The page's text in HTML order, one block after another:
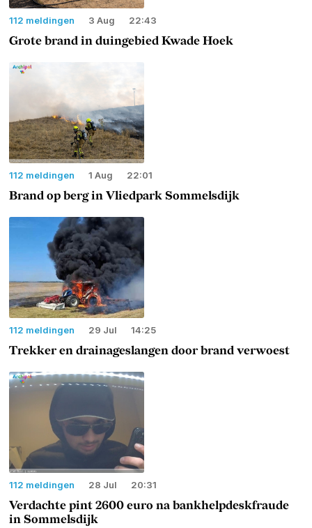
112 meldingen 3 Aug 22:43
Grote brand in duingebied Kwade Hoek
112 meldingen 1 Aug 22:01
Brand op berg in Vliedpark Sommelsdijk
112 meldingen 29 Jul 14:25
Trekker en drainageslangen door brand verwoest
112 meldingen 28 Jul 20:31
Verdachte pint 2600 euro na bankhelpdeskfraude
in Sommelsdijk